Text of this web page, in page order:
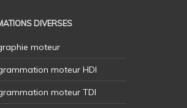
DIVERSES
moteur
moteur HDI
moteur TDI